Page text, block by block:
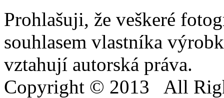
Prohlašuji, že veškeré
souhlasem vlastníka
vztahují autorská práva.
Copyright © 2013 All